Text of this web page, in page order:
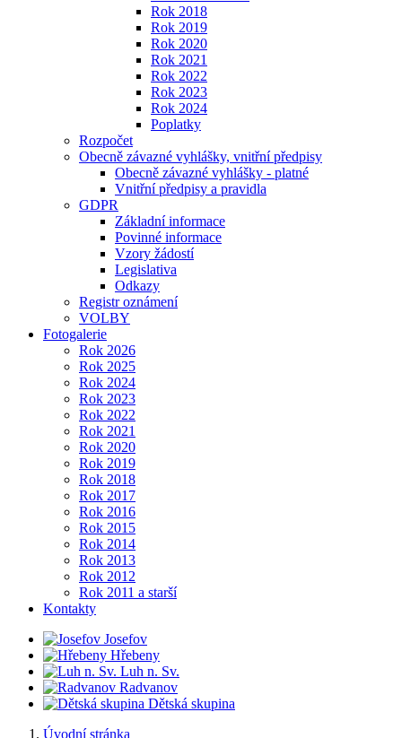
Rok 2018
Rok 2019
Rok 2020
Rok 2021
Rok 2022
Rok 2023
Rok 2024
Poplatky
Rozpočet
Obecně závazné vyhlášky, vnitřní předpisy
Obecně závazné vyhlášky - platné
Vnitřní předpisy a pravidla
GDPR
Základní informace
Povinné informace
Vzory žádostí
Legislativa
Odkazy
Registr oznámení
VOLBY
Fotogalerie
Rok 2026
Rok 2025
Rok 2024
Rok 2023
Rok 2022
Rok 2021
Rok 2020
Rok 2019
Rok 2018
Rok 2017
Rok 2016
Rok 2015
Rok 2014
Rok 2013
Rok 2012
Rok 2011 a starší
Kontakty
Josefov
Hřebeny
Luh n. Sv.
Radvanov
Dětská skupina
Úvodní stránka